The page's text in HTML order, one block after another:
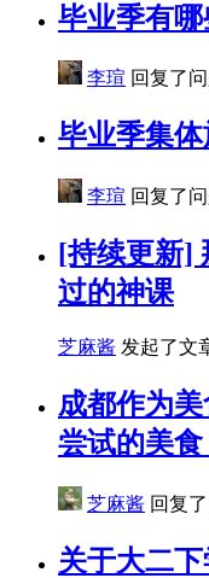
毕业季有
李瑄 回复了
毕业季集
李瑄 回复了
[持续更新]
过的神课
芝麻酱 发起了文
成都作为
尝试的美食
芝麻酱 回复
关于大二